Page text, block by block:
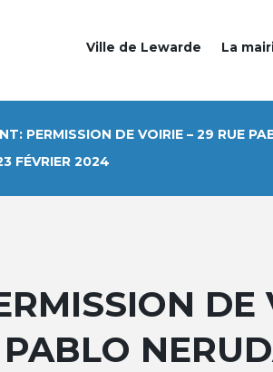
Ville de Lewarde La
PERMISSION DE VOIRIE – 29 RUE
FÉVRIER 2024
DE